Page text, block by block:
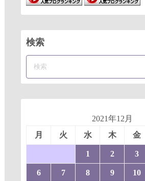
検索
2021年12月
月
火 水 木 金
1 2 3
6 7 8 9 10